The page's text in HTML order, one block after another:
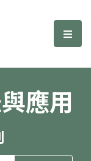
期刊 選
應用